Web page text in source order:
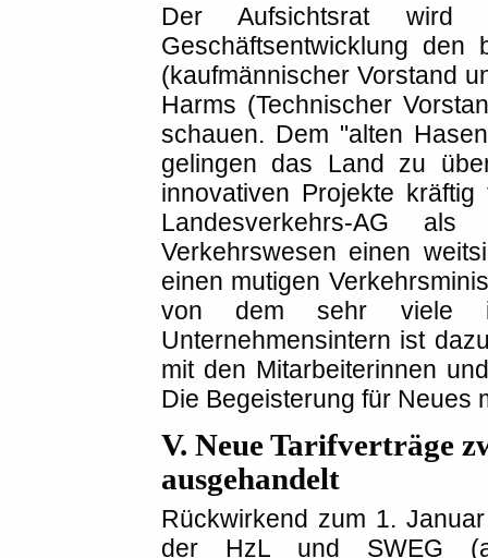
Der Aufsichtsrat wird
Geschäftsentwicklung den
(kaufmännischer Vorstand
Harms (Technischer
schauen. Dem "alten
gelingen das Land zu
innovativen Projekte
Landesverkehrs-AG
Verkehrswesen einen
einen mutigen
von dem sehr viele
Unternehmensintern ist
mit den Mitarbeiterinnen
Die Begeisterung für Neues
V. Neue Tarifverträge
ausgehandelt
Rückwirkend zum 1.
der HzL und SWEG